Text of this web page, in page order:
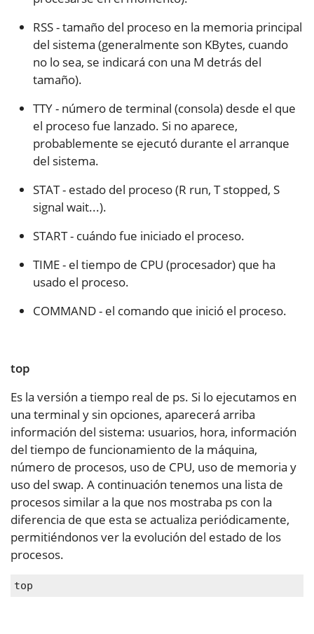
RSS - tamaño del proceso en la memoria principal
del sistema (generalmente son KBytes, cuando
no lo sea, se indicará con una M detrás del
tamaño).
TTY - número de terminal (consola) desde el que
el proceso fue lanzado. Si no aparece,
probablemente se ejecutó durante el arranque
del sistema.
STAT - estado del proceso (R run, T stopped, S
signal wait...).
START - cuándo fue iniciado el proceso.
TIME - el tiempo de CPU (procesador) que ha
usado el proceso.
COMMAND - el comando que inició el proceso.
top
Es la versión a tiempo real de ps. Si lo ejecutamos en
una terminal y sin opciones, aparecerá arriba
información del sistema: usuarios, hora, información
del tiempo de funcionamiento de la máquina,
número de procesos, uso de CPU, uso de memoria y
uso del swap. A continuación tenemos una lista de
procesos similar a la que nos mostraba ps con la
diferencia de que esta se actualiza periódicamente,
permitiéndonos ver la evolución del estado de los
procesos.
top